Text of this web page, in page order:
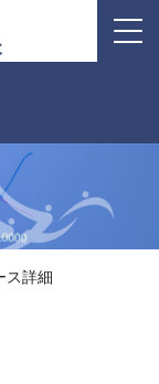
ス詳細